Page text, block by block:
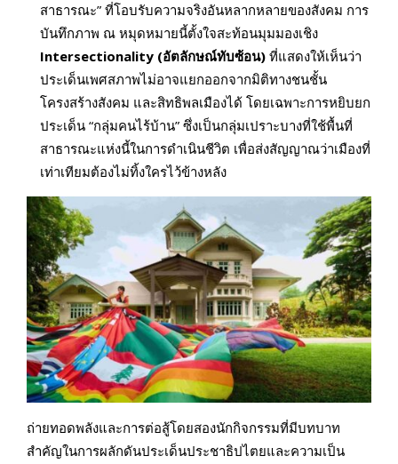
สาธารณะ” ที่โอบรับความจริงอันหลากหลายของสังคม การ
บันทึกภาพ ณ หมุดหมายนี้ตั้งใจสะท้อนมุมมองเชิง
Intersectionality (อัตลักษณ์ทับซ้อน) ที่แสดงให้เห็นว่า
ประเด็นเพศสภาพไม่อาจแยกออกจากมิติทางชนชั้น
โครงสร้างสังคม และสิทธิพลเมืองได้ โดยเฉพาะการหยิบยก
ประเด็น “กลุ่มคนไร้บ้าน” ซึ่งเป็นกลุ่มเปราะบางที่ใช้พื้นที่
สาธารณะแห่งนี้ในการดำเนินชีวิต เพื่อส่งสัญญาณว่าเมืองที่
เท่าเทียมต้องไม่ทิ้งใครไว้ข้างหลัง
ถ่ายทอดพลังและการต่อสู้โดยสองนักกิจกรรมที่มีบทบาท
สำคัญในการผลักดันประเด็นประชาธิปไตยและความเป็น